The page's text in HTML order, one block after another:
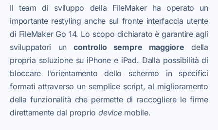
Il team di sviluppo della FileMaker ha operato un
importante restyling anche sul fronte interfaccia utente
di FileMaker Go 14. Lo scopo dichiarato è garantire agli
sviluppatori uncontrollo sempre maggiore della
propria soluzione su iPhone e iPad. Dalla possibilità di
bloccare l’orientamento dello schermo in specifici
formati attraverso un semplice script, al miglioramento
della funzionalità che permette di raccogliere le firme
direttamente dal proprio devicemobile.